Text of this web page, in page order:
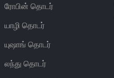
ரோபின் தொடர்
யாழி தொடர்
யுஷாங் தொடர்
லந்து தொடர்